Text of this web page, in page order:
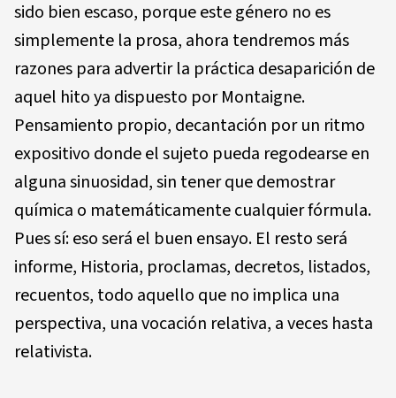
sido bien escaso, porque este género no es
simplemente la prosa, ahora tendremos más
razones para advertir la práctica desaparición de
aquel hito ya dispuesto por Montaigne.
Pensamiento propio, decantación por un ritmo
expositivo donde el sujeto pueda regodearse en
alguna sinuosidad, sin tener que demostrar
química o matemáticamente cualquier fórmula.
Pues sí: eso será el buen ensayo. El resto será
informe, Historia, proclamas, decretos, listados,
recuentos, todo aquello que no implica una
perspectiva, una vocación relativa, a veces hasta
relativista.